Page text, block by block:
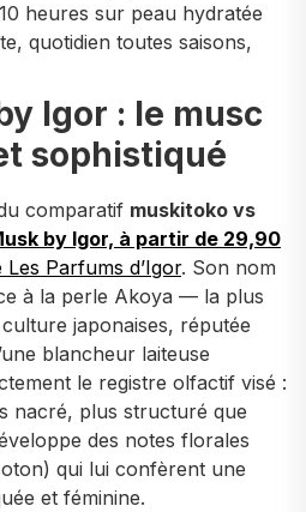
heures sur peau hydratée
quotidien toutes saisons,
Igor : le musc
sophistiqué
comparatif muskitoko vs
by Igor, à partir de 29,90
Parfums d’Igor. Son nom
à la perle Akoya — la plus
japonaises, réputée
blancheur laiteuse
le registre olfactif visé :
nacré, plus structuré que
des notes florales
qui lui confèrent une
et féminine.